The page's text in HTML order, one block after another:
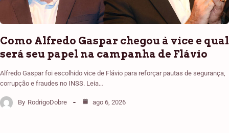
Como Alfredo Gaspar chegou à vice e qual
será seu papel na campanha de Flávio
Alfredo Gaspar foi escolhido vice de Flávio para reforçar pautas de segurança,
corrupção e fraudes no INSS. Leia…
By RodrigoDobre ago 6, 2026